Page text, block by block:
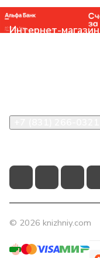
Интернет-магазин
© 2026 knizhniy.com